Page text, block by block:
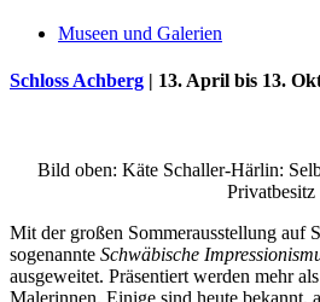
Uli Rothfuss
Museen und Galerien
Schloss Achberg | 13. April bis 13.
Bild oben: Käte Schaller-Härlin:
Privatbesitz
Mit der großen Sommerausstellung auf
sogenannte Schwäbische
ausgeweitet. Präsentiert werden mehr
Malerinnen. Einige sind heute bekannt,